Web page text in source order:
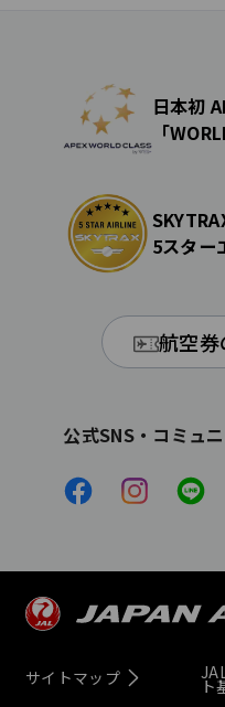
日本初
「
5スター
航空券
公式SNS・コミュ
サイトマップ ト